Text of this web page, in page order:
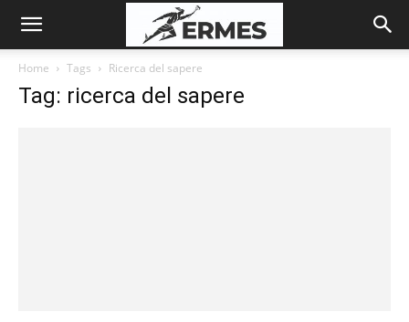
Home Tags Ricerca del sapere
Tag: ricerca del sapere